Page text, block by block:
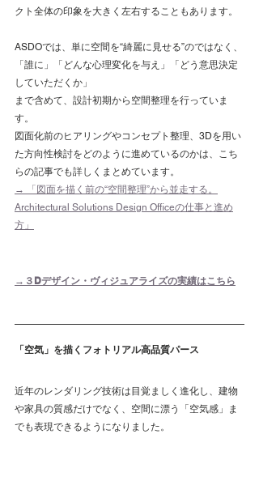
クト全体の印象を大きく左右することもあります。
ASDOでは、単に空間を“綺麗に見せる”のではなく、
「誰に」「どんな心理変化を与え」「どう意思決定
していただくか」
まで含めて、設計初期から空間整理を行っていま
す。
図面化前のヒアリングやコンセプト整理、3Dを用い
た方向性検討をどのように進めているのかは、こち
らの記事でも詳しくまとめています。
→ 「図面を描く前の“空間整理”から並走する。
Architectural Solutions Design Officeの仕事と進め
方」
→３Dデザイン・ヴィジュアライズの実績はこちら
「空気」を描くフォトリアル高品質パース
近年のレンダリング技術は目覚ましく進化し、建物
や家具の質感だけでなく、空間に漂う「空気感」ま
でも表現できるようになりました。